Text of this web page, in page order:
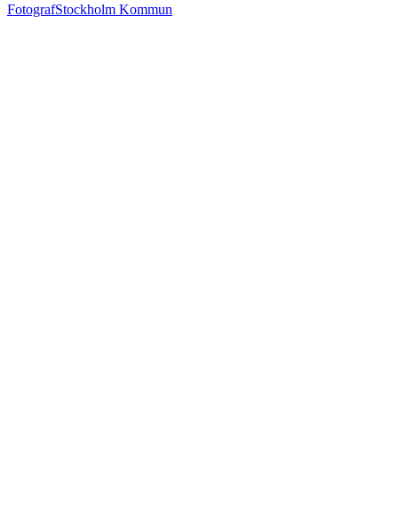
FotografStockholm Kommun